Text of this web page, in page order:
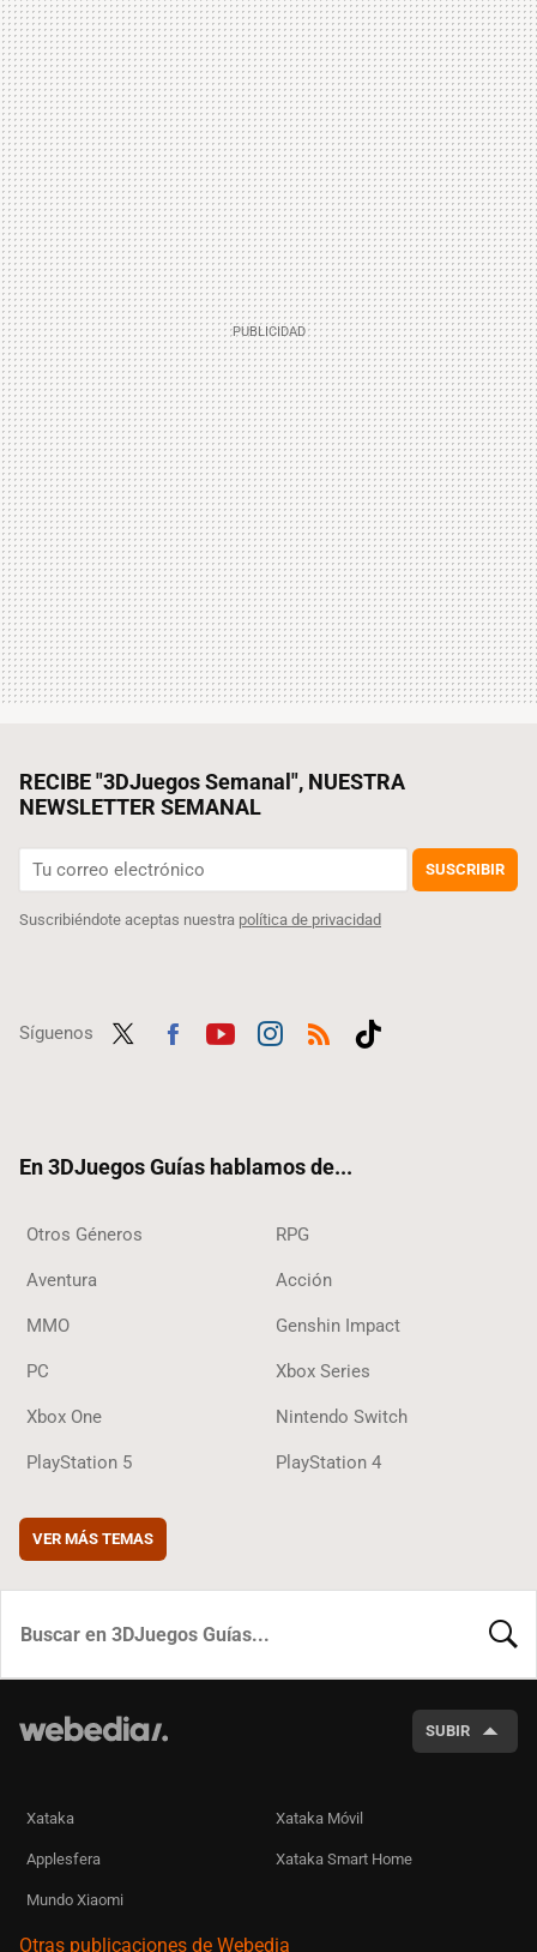
RECIBE "3DJuegos Semanal", NUESTRA
NEWSLETTER SEMANAL
SUSCRIBIR
Suscribiéndote aceptas nuestra política de privacidad
Síguenos
En 3DJuegos Guías hablamos de...
Otros Géneros RPG
Aventura Acción
MMO Genshin Impact
PC Xbox Series
Xbox One Nintendo Switch
PlayStation 5 PlayStation 4
VER MÁS TEMAS
SUBIR
Xataka Xataka Móvil
Applesfera Xataka Smart Home
Mundo Xiaomi
Otras publicaciones de Webedia